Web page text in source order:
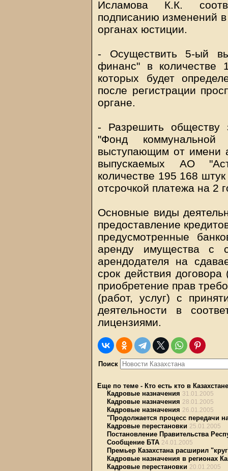
Исламова К.К.
подписанию изменений
органах юстиции.
- Осуществить 5-ый
финанс" в
которых будет
после регистрации
органе.
- Разрешить обществу
"Фонд коммунальной
выступающим от имени
выпускаемых АО
количестве 195 168
отсрочкой платежа на 2
Основные виды
предоставление
предусмотренные
аренду имущества с
арендодателя на
срок действия
приобретение прав
(работ, услуг) с
деятельности в
лицензиями.
Поиск
Еще по теме - Кто есть кто в Казахстане
Кадровые назначения 31.01.2005
Кадровые назначения 28.01.2005
Кадровые назначения 26.01.2005
"Продолжается процесс передачи
Кадровые перестановки 25.01.2005
Постановление Правительства
Сообщение БТА 24.01.2005
Премьер Казахстана расширил
Кадровые назначения в регионах
Кадровые перестановки 20.01.2005